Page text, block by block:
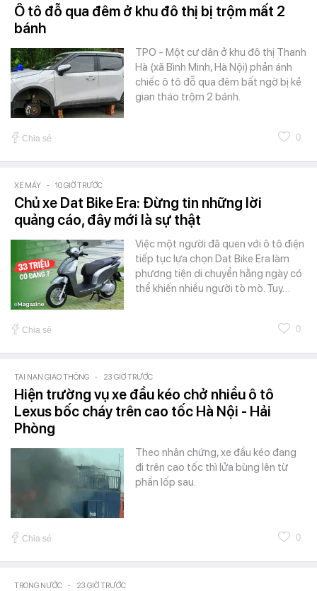
Ô tô đỗ qua đêm ở khu đô thị bị trộm mất 2
bánh
TPO - Một cư dân ở khu đô thị Thanh
Hà (xã Bình Minh, Hà Nội) phản ánh
chiếc ô tô đỗ qua đêm bất ngờ bị kẻ
gian tháo trộm 2 bánh.
Chia sẻ 0
XE MÁY - 10 GIỜ TRƯỚC
Chủ xe Dat Bike Era: Đừng tin những lời
quảng cáo, đây mới là sự thật
Việc một người đã quen với ô tô điện
tiếp tục lựa chọn Dat Bike Era làm
phương tiện di chuyển hằng ngày có
thể khiến nhiều người tò mò. Tuy…
Chia sẻ 0
TAI NẠN GIAO THÔNG - 23 GIỜ TRƯỚC
Hiện trường vụ xe đầu kéo chở nhiều ô tô
Lexus bốc cháy trên cao tốc Hà Nội - Hải
Phòng
Theo nhân chứng, xe đầu kéo đang
đi trên cao tốc thì lửa bùng lên từ
phần lốp sau.
Chia sẻ 0
TRONG NƯỚC - 23 GIỜ TRƯỚC